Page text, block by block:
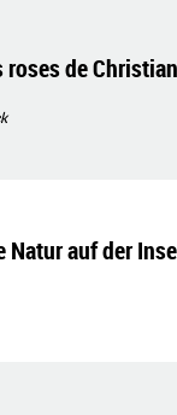
roses de
auf der